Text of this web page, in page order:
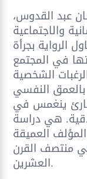
عبد القدوس،
والاجتماعية
الرواية بجرأة
في المجتمع
الشخصية
بالعمق النفسي
ينغمس في
هي دراسة
العميقة
منتصف القرن
العشرين.